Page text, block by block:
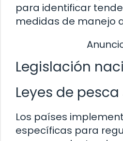
para identificar
medidas de manejo
Legislación
Leyes de
Los países
específicas para